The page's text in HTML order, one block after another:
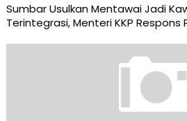
Sumbar Usulkan Mentawai Jadi
Terintegrasi, Menteri KKP Respons